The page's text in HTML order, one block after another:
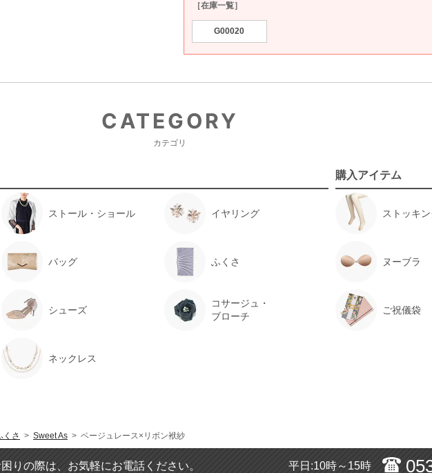
［在庫一覧］
G00020
CATEGORY
カテゴリ
ストール・ショール イヤリング
バッグ ふくさ
シューズ
コサージュ・
ブローチ
ネックレス
購入アイテム
ストッキ
ヌーブラ
ご祝儀袋
くさ > Sweet As > ベージュレース×リボン袱紗
りの際は、お気軽にお電話ください。 平日:10時～15時